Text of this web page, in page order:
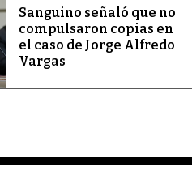
Sanguino señaló que no
compulsaron copias en
el caso de Jorge Alfredo
Vargas